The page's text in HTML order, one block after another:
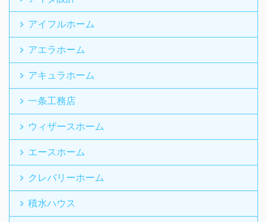
アイフルホーム
アエラホーム
アキュラホーム
一条工務店
ウィザースホーム
エースホーム
クレバリーホーム
積水ハウス